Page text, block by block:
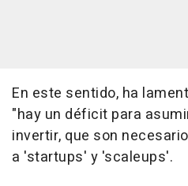
En este sentido, ha
"hay un déficit para
invertir, que son
a 'startups' y 'scaleups'.